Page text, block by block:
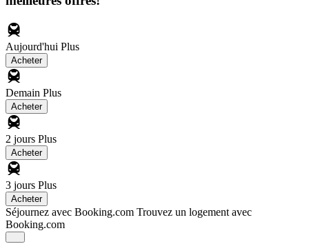
Aujourd'hui Plus
Acheter
Demain Plus
Acheter
2 jours Plus
Acheter
3 jours Plus
Acheter
Séjournez avec Booking.com Trouvez un logement avec
Booking.com